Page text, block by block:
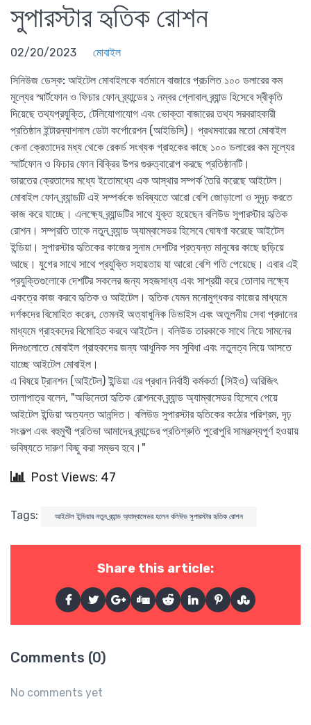
সুপারস্টার হৃতিক রোশন
02/20/2023 মোবাইল
সিনিউজ ডেস্ক: আইটেল মোবাইলকে বর্তমানে বাজারে প্রচলিত ১০০ ডলারের কম
মূল্যের স্মার্টফোন ও ফিচার ফোন ব্র্যান্ডের ১ নম্বর গ্লোবাল ব্র্যান্ড হিসেবে স্বীকৃতি
দিয়েছে তথ্যপ্রযুক্তি, টেলিযোগাযোগ এবং ভোক্তা বাজারের তথ্য সরবরাহকারী
প্রতিষ্ঠান ইন্টারন্যাশনাল ডেটা কর্পোরেশন (আইডিসি)। প্রথমবারের মতো মোবাইল
কেনা ক্রেতাদের মধ্য থেকে রেকর্ড সংখ্যক গ্রাহকের কাছে ১০০ ডলারের কম মূল্যের
স্মার্টফোন ও ফিচার ফোন বিক্রির উপর গুরুত্বারোপ করছে প্রতিষ্ঠানটি।
ভারতের ক্রেতাদের মধ্যে ইতোমধ্যে এক আস্থার সম্পর্ক তৈরি করেছে আইটেল।
মোবাইল ফোন ব্র্যান্ডটি এই সম্পর্ককে ভবিষ্যতে আরো বেশি জোড়ালো ও সূদৃঢ় করতে
কাজ করে যাচ্ছে। এলক্ষ্যে ব্র্যান্ডটির সাথে যুক্ত হয়েছেন বলিউড সুপারস্টার হৃতিক
রোশন। সম্প্রতি তাকে নতুন ব্র্যান্ড অ্যাম্বাসেডর হিসেবে ঘোষণা করেছে আইটেল
ইন্ডিয়া। সুপারস্টার হৃতিকের কাজের সুনাম দেশটির প্রত্যন্ত মানুষের কাছে ছড়িয়ে
আছে। যুগের সাথে সাথে প্রযুক্তি সহায়তায় যা আরো বেশি গতি পেয়েছে। এবার এই
প্রযুক্তিগুলোকে দেশটির সকলের জন্য সহজসাধ্য এবং সাশ্রয়ী করে তোলার লক্ষ্যে
একত্রে কাজ করবে হৃতিক ও আইটেল। হৃতিক যেমন মনোমুগ্ধকর কাজের মাধ্যমে
দর্শকদের বিমোহিত করেন, তেমনই অত্যাধুনিক ডিভাইস এবং অতুলনীয় সেবা প্রদানের
মাধ্যমে গ্রাহকদের বিমোহিত করবে আইটেল। বলিউড তারকাকে সাথে নিয়ে সামনের
দিনগুলোতে মোবাইল গ্রাহকদের জন্য আধুনিক সব সুবিধা এবং নতুনত্ব নিয়ে আসতে
যাচ্ছে আইটেল মোবাইল।
এ বিষয়ে ট্রানশন (আইটেল) ইন্ডিয়া এর প্রধান নির্বাহী কর্মকর্তা (সিইও) অরিজিৎ
তালাপাত্র বলেন, "অভিনেতা হৃতিক রোশনকে ব্র্যান্ড অ্যাম্বাসেডর হিসেবে পেয়ে
আইটেল ইন্ডিয়া অত্যন্ত আনন্দিত। বলিউড সুপারস্টার হৃতিকের কঠোর পরিশ্রম, দৃঢ়
সংকল্প এবং বহুমুখী প্রতিভা আমাদের ব্র্যান্ডের প্রতিশ্রুতি পুরোপুরি সামঞ্জস্যপূর্ণ হওয়ায়
ভবিষ্যতে দারুণ কিছু করা সম্ভব হবে।"
Post Views: 47
Tags: আইটেল ইন্ডিয়ার নতুন ব্র্যান্ড অ্যাম্বাসেডর হলেন বলিউড সুপারস্টার হৃতিক রোশন
Share this article:
Comments (0)
No comments yet